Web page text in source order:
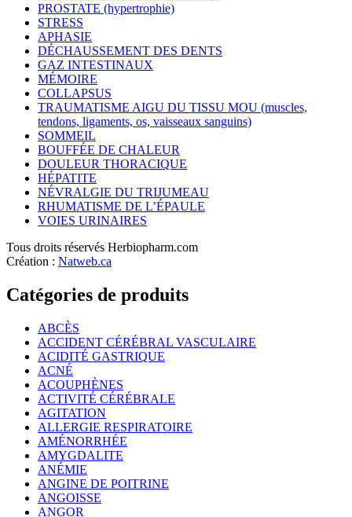
PROSTATE (hypertrophie)
STRESS
APHASIE
DÉCHAUSSEMENT DES DENTS
GAZ INTESTINAUX
MÉMOIRE
COLLAPSUS
TRAUMATISME AIGU DU TISSU MOU (muscles,
tendons, ligaments, os, vaisseaux sanguins)
SOMMEIL
BOUFFÉE DE CHALEUR
DOULEUR THORACIQUE
HÉPATITE
NÉVRALGIE DU TRIJUMEAU
RHUMATISME DE L’ÉPAULE
VOIES URINAIRES
Tous droits réservés Herbiopharm.com
Création : Natweb.ca
Catégories de produits
ABCÈS
ACCIDENT CÉRÉBRAL VASCULAIRE
ACIDITÉ GASTRIQUE
ACNÉ
ACOUPHÈNES
ACTIVITÉ CÉRÉBRALE
AGITATION
ALLERGIE RESPIRATOIRE
AMÉNORRHÉE
AMYGDALITE
ANÉMIE
ANGINE DE POITRINE
ANGOISSE
ANGOR